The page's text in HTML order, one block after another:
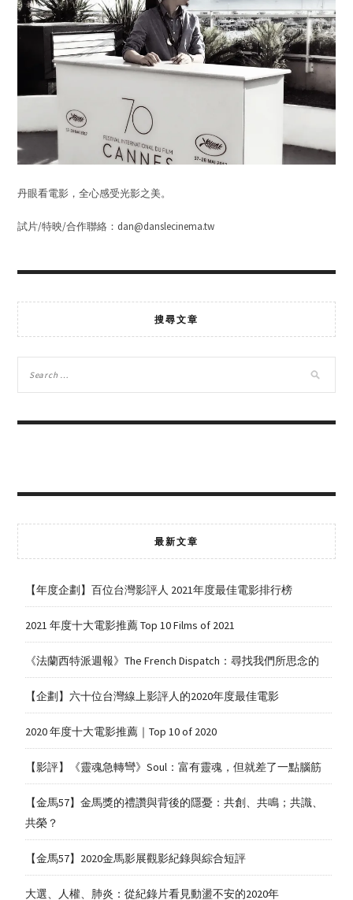
丹眼看電影，全心感受光影之美。
試片/特映/合作聯絡：dan@danslecinema.tw
搜尋文章
最新文章
【年度企劃】百位台灣影評人 2021年度最佳電影排行榜
2021 年度十大電影推薦 Top 10 Films of 2021
《法蘭西特派週報》The French Dispatch：尋找我們所思念的
【企劃】六十位台灣線上影評人的2020年度最佳電影
2020 年度十大電影推薦｜Top 10 of 2020
【影評】《靈魂急轉彎》Soul：富有靈魂，但就差了一點腦筋
【金馬57】金馬獎的禮讚與背後的隱憂：共創、共鳴；共識、
共榮？
【金馬57】2020金馬影展觀影紀錄與綜合短評
大選、人權、肺炎：從紀錄片看見動盪不安的2020年